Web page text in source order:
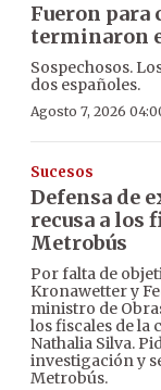
Fueron para
terminaron
Sospechosos.
dos españoles.
Agosto 7, 2026
Sucesos
Defensa de
recusa a los
Metrobús
Por falta de
Kronawetter y
ministro de
los fiscales de la
Nathalia Silva.
investigación y
Metrobús.